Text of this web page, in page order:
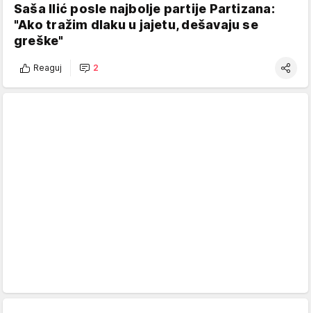
Saša Ilić posle najbolje partije Partizana:
"Ako tražim dlaku u jajetu, dešavaju se
greške"
Reaguj 2